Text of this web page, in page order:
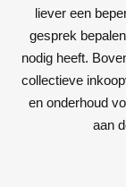
liever een
gesprek
nodig heeft.
collectieve
en onderhoud
aan